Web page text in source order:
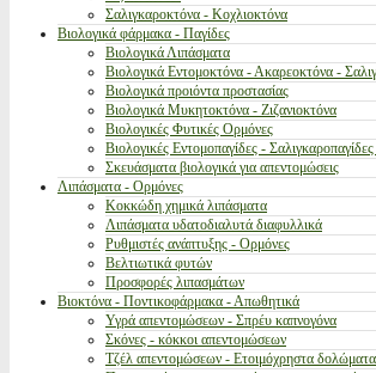
Σαλιγκαροκτόνα - Κοχλιοκτόνα
Βιολογικά φάρμακα - Παγίδες
Βιολογικά Λιπάσματα
Βιολογικά Εντομοκτόνα - Ακαρεοκτόνα -
Βιολογικά προιόντα προστασίας
Βιολογικά Μυκητοκτόνα - Ζιζανιοκτόνα
Βιολογικές Φυτικές Ορμόνες
Βιολογικές Εντομοπαγίδες -
Σκευάσματα βιολογικά για απεντομώσεις
Λιπάσματα - Ορμόνες
Κοκκώδη χημικά λιπάσματα
Λιπάσματα υδατοδιαλυτά διαφυλλικά
Ρυθμιστές ανάπτυξης - Ορμόνες
Βελτιωτικά φυτών
Προσφορές λιπασμάτων
Βιοκτόνα - Ποντικοφάρμακα - Απωθητικά
Υγρά απεντομώσεων - Σπρέυ καπνογόνα
Σκόνες - κόκκοι απεντομώσεων
Τζέλ απεντομώσεων - Ετοιμόχρηστα